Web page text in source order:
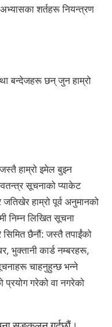
शर्तहरू नियन्त्रण
बन्देजहरू छन् जुन हाम्रो
हाम्रो इमेल बुझ्न
सूचनाको प्याकेट
हाम्रो पूर्व अनुमानको
निम्न लिखित सूचना
छैनौं: जस्तै तपाईंको
भुक्तानी कार्ड नम्बरहरू,
चाहनुहुन्छ भन्ने
गरेको वा नगरेको